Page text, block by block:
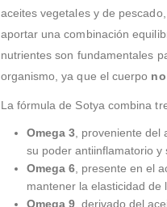
aceites vegetales y de
aportar una combinación
nutrientes son fundamentales
organismo, ya que el cuerpo
La fórmula de Sotya combina
Omega 3, proveniente del
su poder antiinflamatorio y
Omega 6, presente en el
mantener la elasticidad de
Omega 9, derivado del